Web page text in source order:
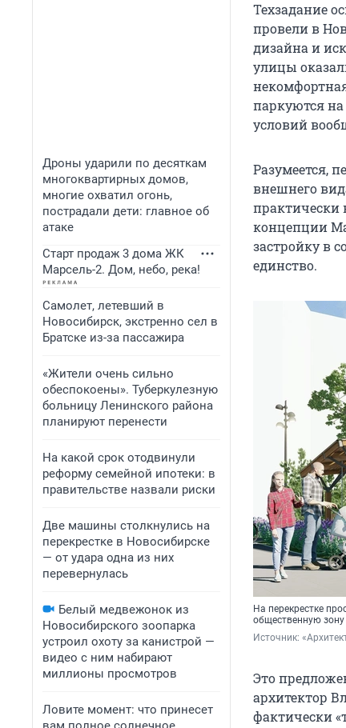
Дроны ударили по десяткам
многоквартирных домов,
многие охватил огонь,
пострадали дети: главное об
атаке
Старт продаж 3 дома ЖК
Марсель-2. Дом, небо, река!
Самолет, летевший в
Новосибирск, экстренно сел в
Братске из-за пассажира
«Жители очень сильно
обеспокоены». Туберкулезную
больницу Ленинского района
планируют перенести
На какой срок отодвинули
реформу семейной ипотеки: в
правительстве назвали риски
Две машины столкнулись на
перекрестке в Новосибирске
— от удара одна из них
перевернулась
Белый медвежонок из
Новосибирского зоопарка
устроил охоту за канистрой —
видео с ним набирают
миллионы просмотров
Ловите момент: что принесет
Техзадание
провели в
дизайна и
улицы
паркуются
условий
Разумеется,
внешнего
практически
концепции
застройку в
единство.
На перекрестке
общественную зону
Источник:
Это
архитектор
фактически